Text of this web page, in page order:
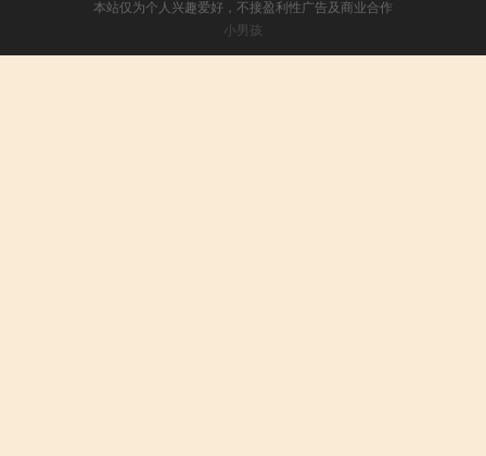
本站仅为个人兴趣爱好，不接盈利性广告及商业合作
小男孩